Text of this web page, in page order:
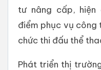
tư nâng cấp,
điểm phục vụ
chức thi đấu thể
Phát triển thị